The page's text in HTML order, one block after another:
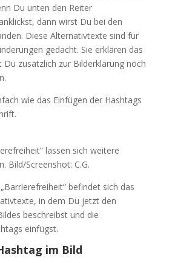
Du unten den Reiter
dann wirst Du bei den
Diese Alternativtexte sind für
gedacht. Sie erklären das
Du zusätzlich zur Bilderklärung noch
wie das Einfügen der Hashtags
lassen sich weitere
Bild/Screenshot: C.G.
befindet sich das
in dem Du jetzt den
beschreibst und die
einfügst.
im Bild